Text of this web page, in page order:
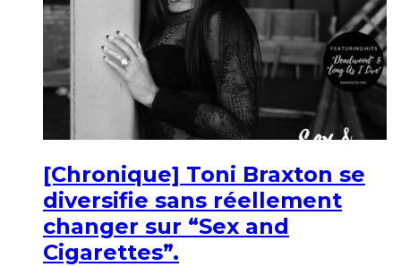
[Chronique] Toni Braxton se
diversifie sans réellement
changer sur “Sex and
Cigarettes”.